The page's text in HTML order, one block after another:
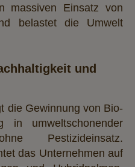
massiven Einsatz von
belastet die Umwelt
und
die Gewinnung von Bio-
umweltschonender
Pestizideinsatz.
das Unternehmen auf